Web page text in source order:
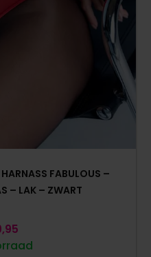
FABULOUS –
– LAK – ZWART